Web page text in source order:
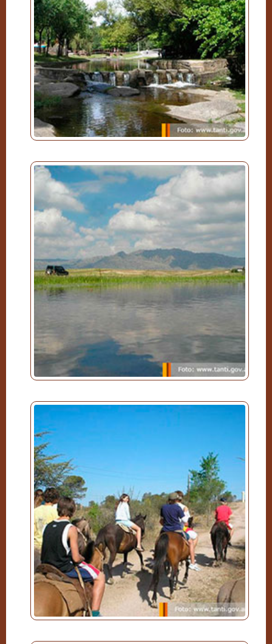
Valle Hermoso
Villa Berna
Yacanto
Calamuchita
Excursiones
Fotografías